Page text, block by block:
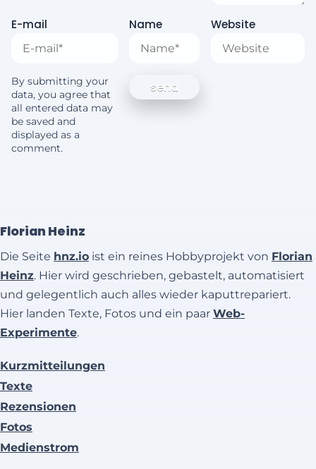
E-mail Name Website
By submitting your
data, you agree that
all entered data may
be saved and
displayed as a
comment.
Florian Heinz
Die Seite hnz.io ist ein reines Hobbyprojekt von Florian
Heinz. Hier wird geschrieben, gebastelt, automatisiert
und gelegentlich auch alles wieder kaputtrepariert.
Hier landen Texte, Fotos und ein paar Web-
Experimente.
Kurzmitteilungen
Texte
Rezensionen
Fotos
Medienstrom